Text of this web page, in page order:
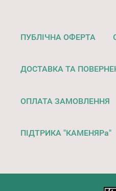
ПУБЛІЧНА ОФЕРТА
ДОСТАВКА ТА
ОПЛАТА ЗАМОВЛЕННЯ
ПІДТРИКА "КАМЕНЯРа"